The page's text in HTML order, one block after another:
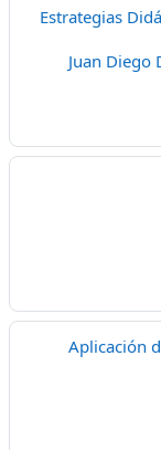
Estrategias
Juan Diego
Aplicación